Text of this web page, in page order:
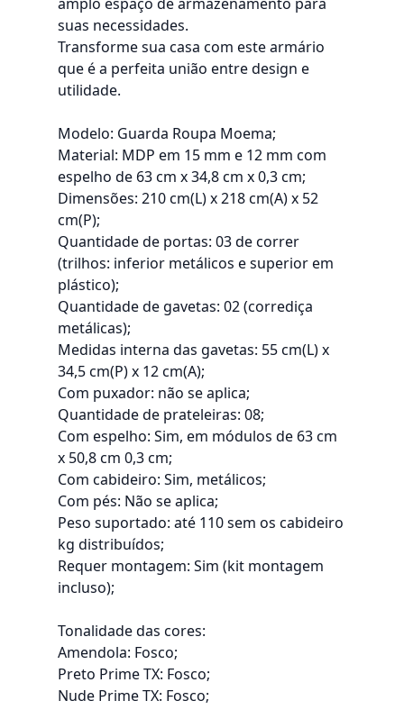
suas necessidades.
Transforme sua casa com este armário
que é a perfeita união entre design e
utilidade.
Modelo: Guarda Roupa Moema;
Material: MDP em 15 mm e 12 mm com
espelho de 63 cm x 34,8 cm x 0,3 cm;
Dimensões: 210 cm(L) x 218 cm(A) x 52
cm(P);
Quantidade de portas: 03 de correr
(trilhos: inferior metálicos e superior em
plástico);
Quantidade de gavetas: 02 (corrediça
metálicas);
Medidas interna das gavetas: 55 cm(L) x
34,5 cm(P) x 12 cm(A);
Com puxador: não se aplica;
Quantidade de prateleiras: 08;
Com espelho: Sim, em módulos de 63 cm
x 50,8 cm 0,3 cm;
Com cabideiro: Sim, metálicos;
Com pés: Não se aplica;
Peso suportado: até 110 sem os cabideiro
kg distribuídos;
Requer montagem: Sim (kit montagem
incluso);
Tonalidade das cores:
Amendola: Fosco;
Preto Prime TX: Fosco;
Nude Prime TX: Fosco;